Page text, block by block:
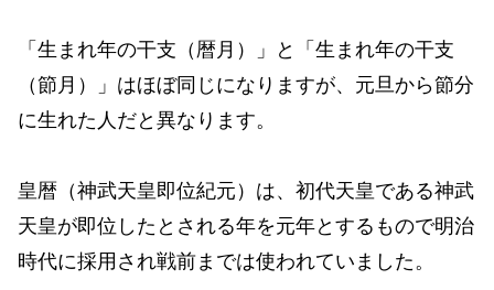
「生まれ年の干支（暦月）」と「生まれ年の干支
（節月）」はほぼ同じになりますが、元旦から節分
に生れた人だと異なります。
皇暦（神武天皇即位紀元）は、初代天皇である神武
天皇が即位したとされる年を元年とするもので明治
時代に採用され戦前までは使われていました。